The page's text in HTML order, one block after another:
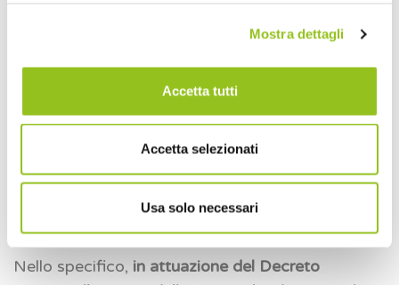
Mostra dettagli
Accetta tutti
Accetta selezionati
Usa solo necessari
Gruppo IVA
(di cui
–nel campo “Partita IVA”va indicato il
numero di partita IVA del Gruppo IVA;
–nel campo “Codice fiscale”il codice fiscale
del Gruppo IVA (che di fatto coincide con il
numero di partita IVA) o, in alternativa, il
codice fiscale del singolo partecipante al
Nello specifico, in attuazione del Decreto